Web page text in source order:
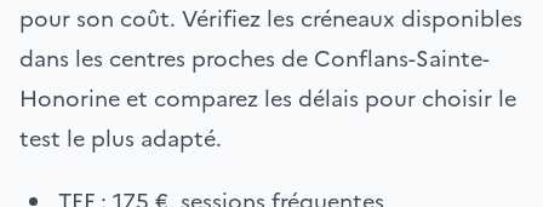
pour son coût. Vérifiez les créneaux disponibles
dans les centres proches de Conflans-Sainte-
Honorine et comparez les délais pour choisir le
test le plus adapté.